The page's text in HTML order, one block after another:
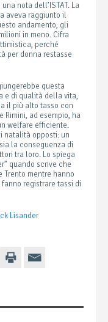
nota dell’ISTAT. La
aveva raggiunto il
andamento, gli
in meno. Cifra
perché
per donna restasse
questa
e di qualità della vita,
il più alto tasso con
Rimini, ad esempio, ha
welfare efficiente.
natalità opposti: un
la conseguenza di
tra loro. Lo spiega
quando scrive che
Trento mentre hanno
registrare tassi di
Lisander